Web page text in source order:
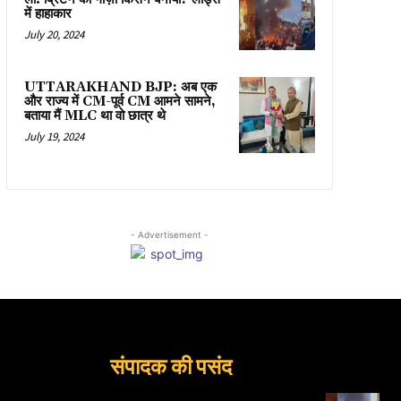
में हाहाकार
July 20, 2024
UTTARAKHAND BJP: अब एक
और राज्य में CM-पूर्व CM आमने सामने,
बताया मैं MLC था वो छात्र थे
July 19, 2024
- Advertisement -
संपादक की पसंद